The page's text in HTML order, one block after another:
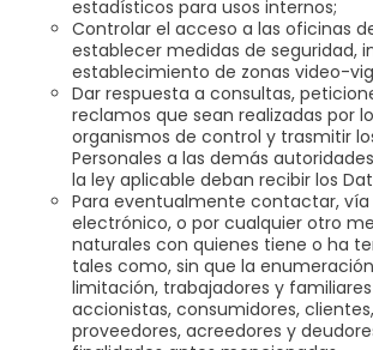
estadísticos para usos internos;
Controlar el acceso a las oficinas de
establecer medidas de seguridad,
establecimiento de zonas video-
Dar respuesta a consultas,
reclamos que sean realizadas por
organismos de control y trasmitir
Personales a las demás
la ley aplicable deban recibir los
Para eventualmente contactar, vía
electrónico, o por cualquier otro
naturales con quienes tiene o ha
tales como, sin que la
limitación, trabajadores y
accionistas, consumidores,
proveedores, acreedores y